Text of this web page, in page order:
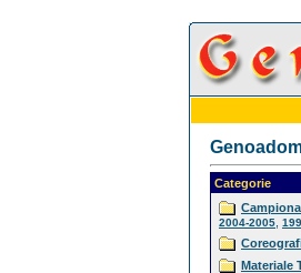
Categorie
2004-2005
Materiale